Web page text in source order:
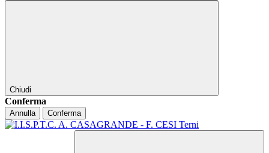
Chiudi
Conferma
Annulla Conferma